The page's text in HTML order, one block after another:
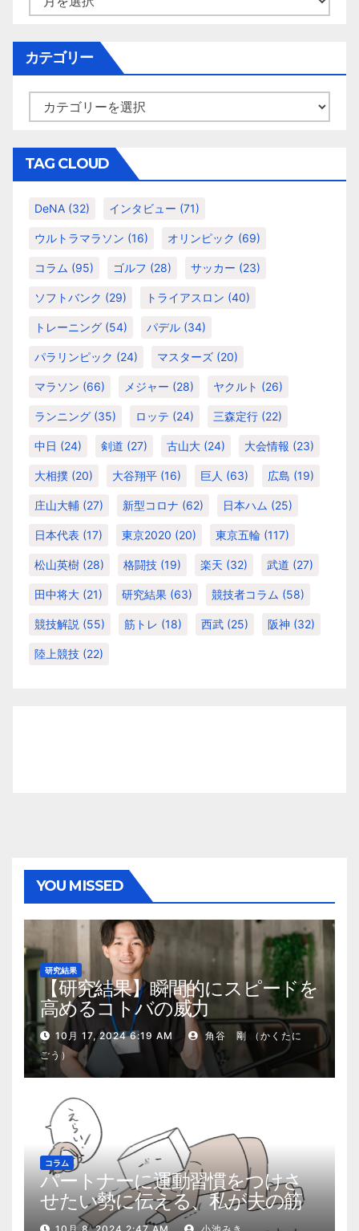
ー
イ
カテゴリー
テ
リ
TAG CLOUD
DeNA (32) インタビュー (71)
ウルトラマラソン (16) オリンピック (69)
コラム (95) ゴルフ (28) サッカー (23)
ソフトバンク (29) トライアスロン (40)
トレーニング (54) パデル (34)
パラリンピック (24) マスターズ (20)
マラソン (66) メジャー (28) ヤクルト (26)
ランニング (35) ロッテ (24) 三森定行 (22)
中日 (24) 剣道 (27) 古山大 (24) 大会情報 (23)
大相撲 (20) 大谷翔平 (16) 巨人 (63) 広島 (19)
庄山大輔 (27) 新型コロナ (62) 日本ハム (25)
日本代表 (17) 東京2020 (20) 東京五輪 (117)
松山英樹 (28) 格闘技 (19) 楽天 (32) 武道 (27)
田中将大 (21) 研究結果 (63) 競技者コラム (58)
競技解説 (55) 筋トレ (18) 西武 (25) 阪神 (32)
陸上競技 (22)
YOU MISSED
研究結果
【研究結果】瞬間的にスピードを
高めるコトバの威力
10月 17, 2024 6:19 AM
角谷 剛 （かくたに
ごう）
コラム
パートナーに運動習慣をつけさ
せたい勢に伝える、私が夫の筋
肉量を2kg増やした5ステップ